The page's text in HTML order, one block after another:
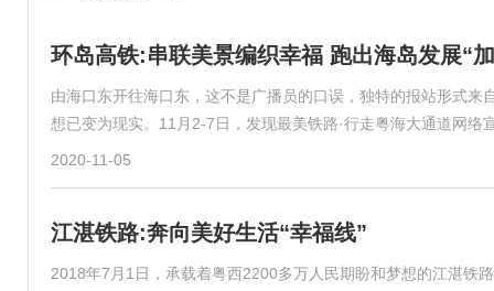
环岛高铁:串联美景编织幸福 跑出海岛发展“
由海口东开往海口东，这不是广播员的口误，独特的报站形式
想已变为现实。11月2-7日，发现最美铁路·行走粤海大通道网络
2020-11-05
江湛铁路:奔向美好生活“幸福线”
2018年7月1日，承载着粤西2200多万人民期盼和梦想的江湛铁